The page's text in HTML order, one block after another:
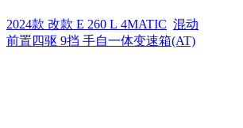
2024款 改款 E 260 L 4MATIC 混动
前置四驱 9挡 手自一体变速箱(AT)